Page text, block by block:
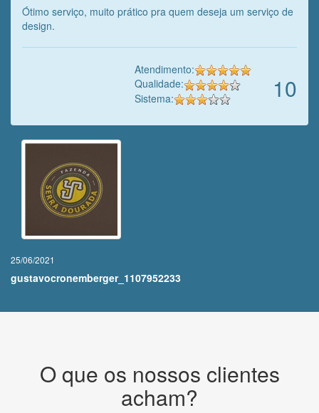
Ótimo serviço, muito prático pra quem deseja um serviço de
design.
10
Atendimento:
Qualidade:
Sistema:
25/06/2021
gustavocronemberger_1107952233
O que os nossos clientes
acham?